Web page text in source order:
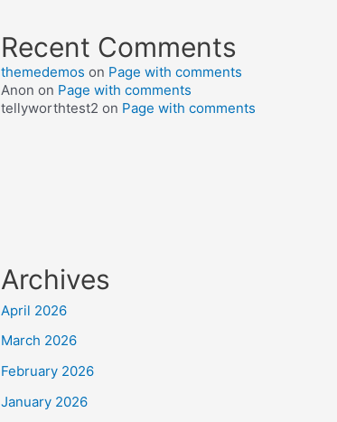
Recent Comments
themedemos on Page with comments
Anon on Page with comments
tellyworthtest2 on Page with comments
Archives
April 2026
March 2026
February 2026
January 2026